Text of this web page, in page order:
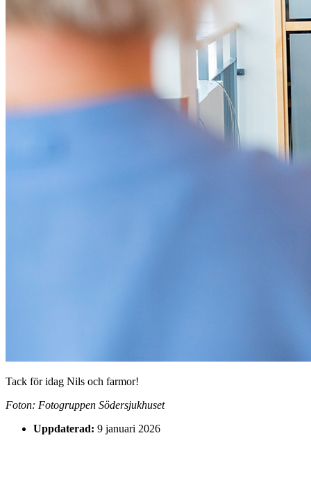
Tack för idag Nils och farmor!
Foton: Fotogruppen Södersjukhuset
Uppdaterad: 9 januari 2026